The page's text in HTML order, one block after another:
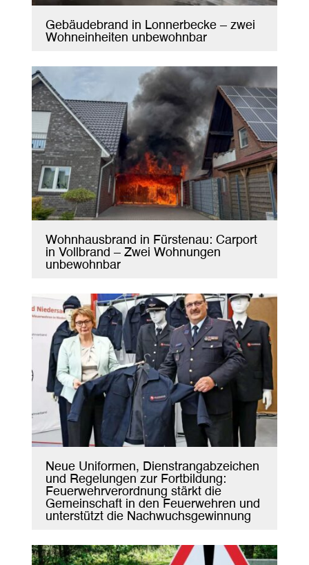
Gebäudebrand in Lonnerbecke – zwei
Wohneinheiten unbewohnbar
Wohnhausbrand in Fürstenau: Carport
in Vollbrand – Zwei Wohnungen
unbewohnbar
Neue Uniformen, Dienstrangabzeichen
und Regelungen zur Fortbildung:
Feuerwehrverordnung stärkt die
Gemeinschaft in den Feuerwehren und
unterstützt die Nachwuchsgewinnung